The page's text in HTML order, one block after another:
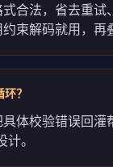
合法，省去重
束解码就用，再
？
体校验错误回
。